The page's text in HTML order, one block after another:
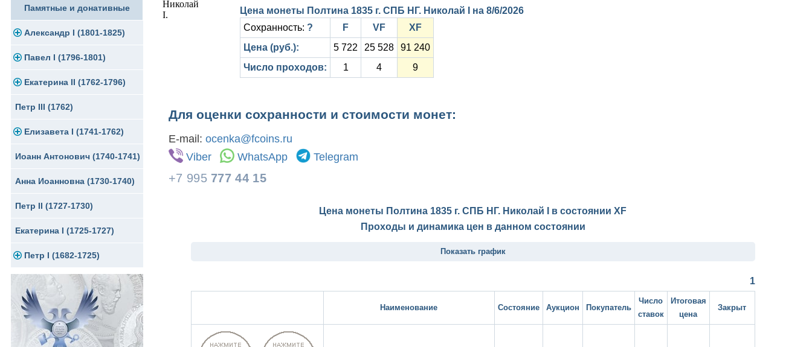
Памятные и донативные
Александр I (1801-1825)
Золото
Серебро
Медь
Для Грузии
Для Польши
Павел I (1796-1801)
Золото
Серебро
Медь
Екатерина II (1762-1796)
Золото
Серебро
Медь
Сибирские монеты
Для Молдавии и Валахии
Таврические монеты
Петр III (1762)
Елизавета I (1741-1762)
Золото
Серебро
Медь
Для Пруссии
Ливонезы
Альбертусталер
Иоанн Антонович (1740-1741)
Анна Иоанновна (1730-1740)
Петр II (1727-1730)
Екатерина I (1725-1727)
Петр I (1682-1725)
Золото
Серебро
Медь
Цена монеты Полтина 1835 г. СПБ НГ. Николай I на 8/6/2026
Сохранность: ? F VF
XF
Цена (руб.):
5 722 25 528
91 240
Число проходов:
1 4 9
Для оценки сохранности и стоимости монет:
E-mail: ocenka@fcoins.ru
Viber
WhatsApp Telegram
+7 995 777 44 15
Цена монеты Полтина 1835 г. СПБ НГ. Николай I в состоянии XF
Проходы и динамика цен в данном состоянии
Показать график
1
Наименование Состояние Аукцион Покупатель
Число
ставок
Итоговая
цена
Закрыт